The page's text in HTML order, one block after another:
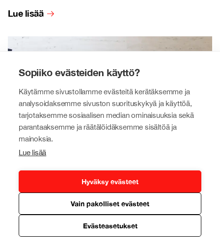
Sopiiko evästeiden käyttö?
Käytämme sivustollamme evästeitä kerätäksemme ja
analysoidaksemme sivuston suorituskykyä ja käyttöä,
tarjotaksemme sosiaalisen median ominaisuuksia sekä
parantaaksemme ja räätälöidäksemme sisältöä ja
mainoksia.
Lue lisää
Hyväksy evästeet
Vain pakolliset evästeet
Evästeasetukset
Lue lisää
Johtohenkilömme
Tokmanni-konserniamme luotsaavat kokeneet
yrityselämän ja kaupan alan ammattilaiset.
Lue lisää